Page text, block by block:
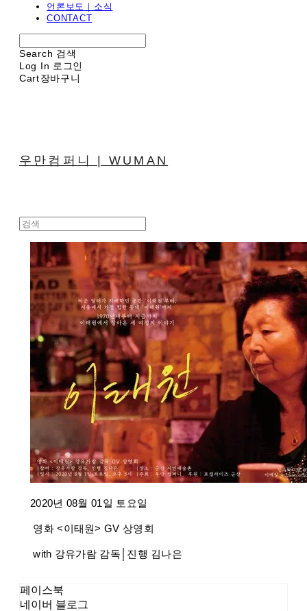
언론보도｜소식
CONTACT
Search 검색
Log In 로그인
Cart장바구니
우만컴퍼니 | WUMAN
2020년 08월 01일 토요일
영화 <이태원> GV 상영회
with 강유가람 감독│진행 김나은
페이스북
네이버 블로그